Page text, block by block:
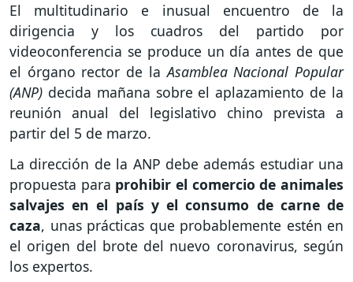
El multitudinario e inusual encuentro de la
dirigencia y los cuadros del partido por
videoconferencia se produce un día antes de que
el órgano rector de la Asamblea Nacional Popular
(ANP) decida mañana sobre el aplazamiento de la
reunión anual del legislativo chino prevista a
partir del 5 de marzo.
La dirección de la ANP debe además estudiar una
propuesta para prohibir el comercio de animales
salvajes en el país y el consumo de carne de
caza, unas prácticas que probablemente estén en
el origen del brote del nuevo coronavirus, según
los expertos.